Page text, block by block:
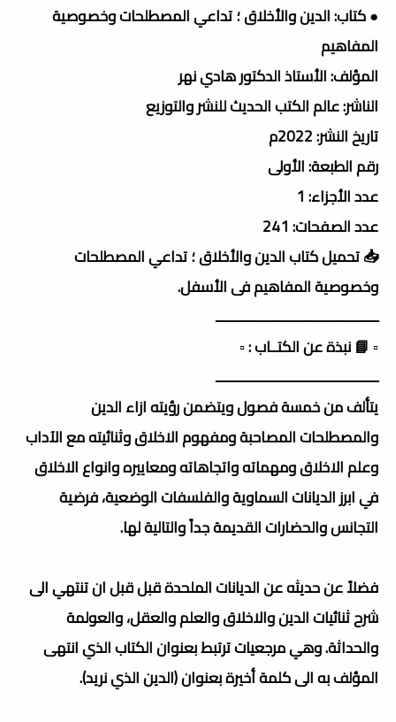
● كتاب: الدين والأخلاق ؛ تداعي المصطلحات وخصوصية
المفاهيم
المؤلف: الأستاذ الدكتور هادي نهر
الناشر: عالم الكتب الحديث للنشر والتوزيع
تاريخ النشر: 2022م
رقم الطبعة: الأولى
عدد الأجزاء: 1
عدد الصفحات: 241
📥 تحميل كتاب الدين والأخلاق ؛ تداعي المصطلحات
وخصوصية المفاهيم فى الأسفل.
ــــــــــــــــــــــــــــــــــــــــــــــ
▫️ 📘 نبذة عن الكتــاب : ▫️
ــــــــــــــــــــــــــــــــــــــــــــــ
يتألف من خمسة فصول ويتضمن رؤيته ازاء الدين
والمصطلحات المصاحبة ومفهوم الاخلاق وثنائيته مع الآداب
وعلم الاخلاق ومهماته واتجاهاته ومعاييره وانواع الاخلاق
في ابرز الديانات السماوية والفلسفات الوضعية، فرضية
التجانس والحضارات القديمة جداً والتالية لها.
فضلاً عن حديثه عن الديانات الملحدة قبل قبل ان تنتهي الى
شرح ثنائيات الدين والاخلاق والعلم والعقل، والعولمة
والحداثة. وهي مرجعيات ترتبط بعنوان الكتاب الذي انتهى
المؤلف به الى كلمة أخيرة بعنوان (الدين الذي نريد).